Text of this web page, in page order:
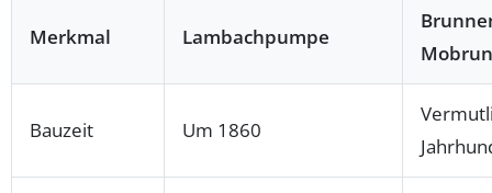
Merkmal Lambachpumpe
Bauzeit Um 1860